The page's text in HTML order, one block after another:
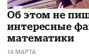
Об этом не
интересные
математики
14 МАРТА